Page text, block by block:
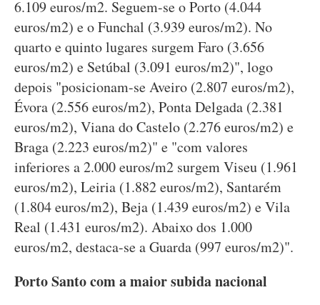
6.109 euros/m2. Seguem-se o Porto (4.044
euros/m2) e o Funchal (3.939 euros/m2). No
quarto e quinto lugares surgem Faro (3.656
euros/m2) e Setúbal (3.091 euros/m2)", logo
depois "posicionam-se Aveiro (2.807 euros/m2),
Évora (2.556 euros/m2), Ponta Delgada (2.381
euros/m2), Viana do Castelo (2.276 euros/m2) e
Braga (2.223 euros/m2)" e "com valores
inferiores a 2.000 euros/m2 surgem Viseu (1.961
euros/m2), Leiria (1.882 euros/m2), Santarém
(1.804 euros/m2), Beja (1.439 euros/m2) e Vila
Real (1.431 euros/m2). Abaixo dos 1.000
euros/m2, destaca-se a Guarda (997 euros/m2)".
Porto Santo com a maior subida nacional